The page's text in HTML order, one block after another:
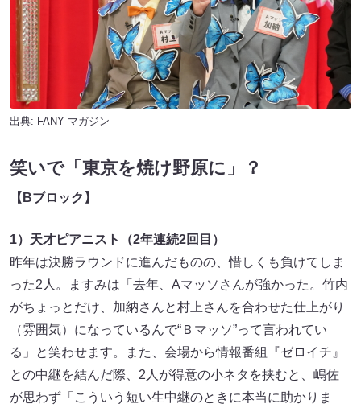
出典: FANY マガジン
笑いで「東京を焼け野原に」？
【Bブロック】
1）天才ピアニスト（2年連続2回目）
昨年は決勝ラウンドに進んだものの、惜しくも負けてしま
った2人。ますみは「去年、Aマッソさんが強かった。竹内
がちょっとだけ、加納さんと村上さんを合わせた仕上がり
（雰囲気）になっているんで“Ｂマッソ”って言われてい
る」と笑わせます。また、会場から情報番組『ゼロイチ』
との中継を結んだ際、2人が得意の小ネタを挟むと、嶋佐
が思わず「こういう短い生中継のときに本当に助かりま